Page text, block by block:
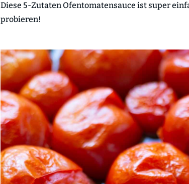
Diese 5-Zutaten Ofentomatensauce ist super
probieren!